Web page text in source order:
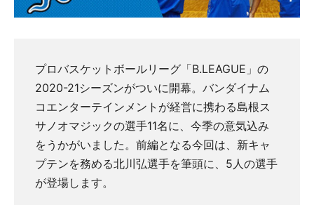
プロバスケットボールリーグ「B.LEAGUE」の
2020-21シーズンがついに開幕。バンダイナム
コエンターテインメントが経営に携わる島根ス
サノオマジックの選手11名に、今季の意気込み
をうかがいました。前編となる今回は、新キャ
プテンを務める北川弘選手を筆頭に、5人の選手
が登場します。